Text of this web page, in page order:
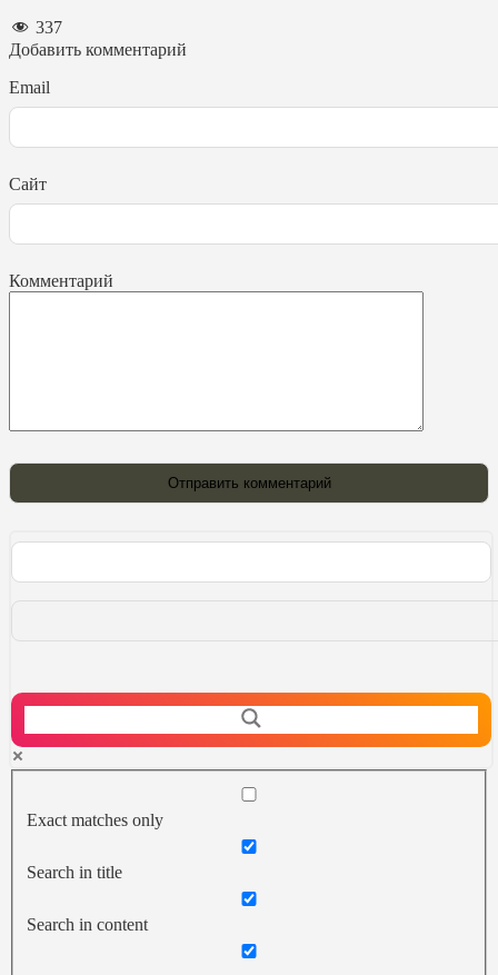
337
Добавить комментарий
Email
Сайт
Комментарий
Exact matches only
Search in title
Search in content